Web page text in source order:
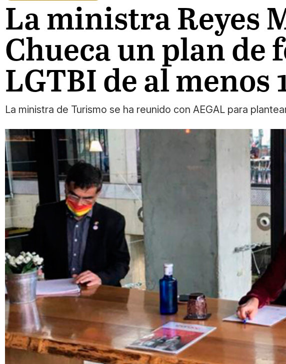
La ministra Reyes
Chueca un plan
LGTBI de al menos
La ministra de Turismo se ha reunido con AEGAL para